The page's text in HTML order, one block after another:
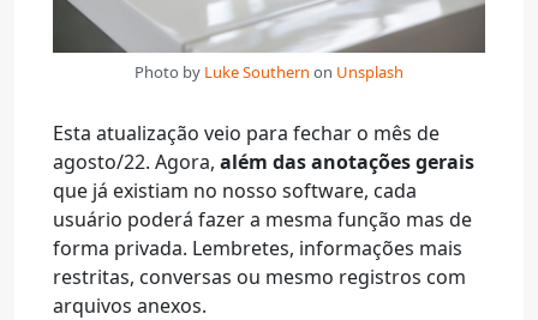
Photo by Luke Southern on Unsplash
Esta atualização veio para fechar o mês de
agosto/22. Agora, além das anotações gerais
que já existiam no nosso software, cada
usuário poderá fazer a mesma função mas de
forma privada. Lembretes, informações mais
restritas, conversas ou mesmo registros com
arquivos anexos.